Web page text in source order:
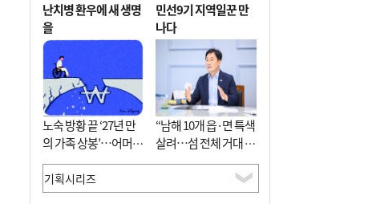
난치병 환우에 새 생명
을
노숙 방황 끝 ‘27년 만
의 가족 상봉’…어머니
와 행복 꿈꿔
민선9기 지역일꾼 만
나다
“남해 10개 읍·면 특색
살려…섬 전체 거대 정
원으로 조성”